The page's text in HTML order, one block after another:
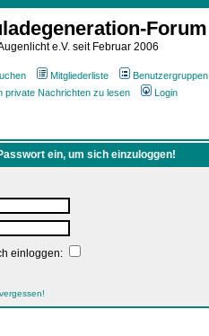
Forum
e.V. seit Februar 2006
Mitgliederliste Benutzergruppen
private Nachrichten zu lesen Login
ein, um sich einzuloggen!
einloggen: